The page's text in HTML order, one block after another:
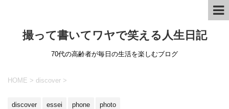
撮って書いてワヤで笑える人生日記
70代の高齢者が毎日の生活を楽しむブログ
HOME > discover >
discover essei phone photo